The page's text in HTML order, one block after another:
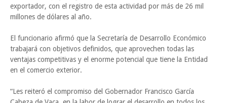
exportador, con el registro de esta actividad por más de 26 mil
millones de dólares al año.
El funcionario afirmó que la Secretaría de Desarrollo Económico
trabajará con objetivos definidos, que aprovechen todas las
ventajas competitivas y el enorme potencial que tiene la Entidad
en el comercio exterior.
“Les reiteró el compromiso del Gobernador Francisco García